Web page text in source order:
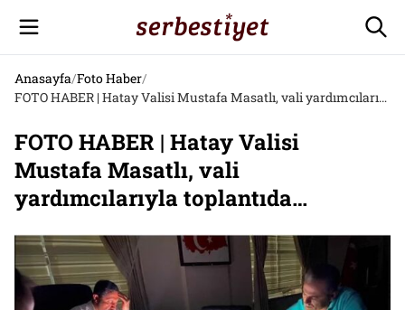
Anasayfa/Foto Haber/
FOTO HABER | Hatay Valisi Mustafa Masatlı, vali yardımcılarıyla toplantıda…
FOTO HABER | Hatay Valisi
Mustafa Masatlı, vali
yardımcılarıyla toplantıda…